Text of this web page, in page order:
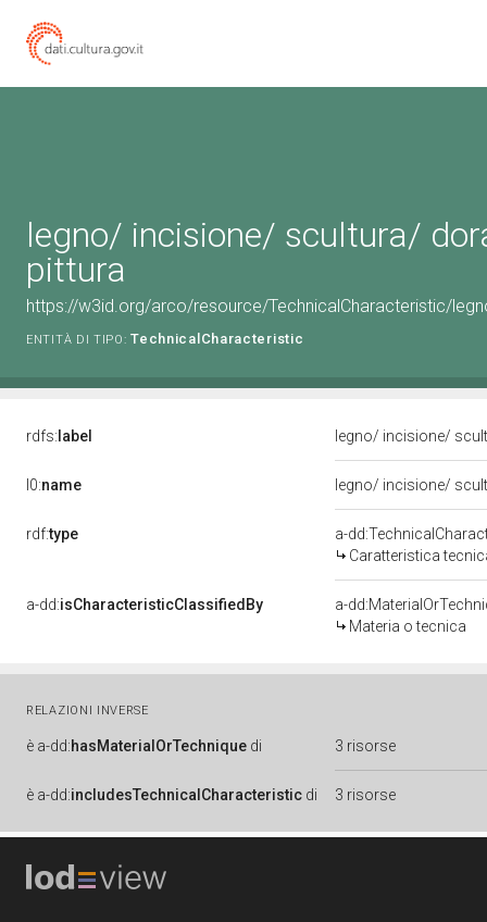
legno/ incisione/ scultura/
pittura
https://w3id.org/arco/resource/TechnicalCharacteristic/
ENTITÀ DI TIPO: TechnicalCharacteristic
rdfs: label legno/ incisione/
l0:name legno/ incisione/
rdf:type
a-
Caratteristica
a-dd:isCharacteristicClassifiedBy
a-
Materia o tecnica
RELAZIONI INVERSE
è a-dd:hasMaterialOrTechnique di 3 risorse
è a-dd:includesTechnicalCharacteristic di 3 risorse